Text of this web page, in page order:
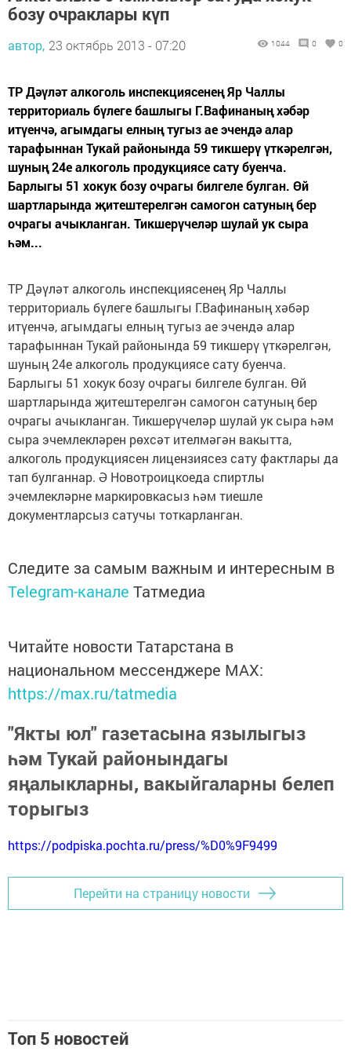
бозу очраклары күп
автор, 23 октябрь 2013 - 07:20 1044 0 0
ТР Дәүләт алкоголь инспекциясенең Яр Чаллы
территориаль бүлеге башлыгы Г.Вафинаның хәбәр
итүенчә, агымдагы елның тугыз ае эчендә алар
тарафыннан Тукай районында 59 тикшерү үткәрелгән,
шуның 24е алкоголь продукциясе сату буенча.
Барлыгы 51 хокук бозу очрагы билгеле булган. Өй
шартларында җитештерелгән самогон сатуның бер
очрагы ачыкланган. Тикшерүчеләр шулай ук сыра
һәм...
ТР Дәүләт алкоголь инспекциясенең Яр Чаллы
территориаль бүлеге башлыгы Г.Вафинаның хәбәр
итүенчә, агымдагы елның тугыз ае эчендә алар
тарафыннан Тукай районында 59 тикшерү үткәрелгән,
шуның 24е алкоголь продукциясе сату буенча.
Барлыгы 51 хокук бозу очрагы билгеле булган. Өй
шартларында җитештерелгән самогон сатуның бер
очрагы ачыкланган. Тикшерүчеләр шулай ук сыра һәм
сыра эчемлекләрен рөхсәт ителмәгән вакытта,
алкоголь продукциясен лицензиясез сату фактлары да
тап булганнар. Ә Новотроицкоеда спиртлы
эчемлекләрне маркировкасыз һәм тиешле
документларсыз сатучы тоткарланган.
Следите за самым важным и интересным в
Telegram-канале Татмедиа
Читайте новости Татарстана в
национальном мессенджере MАХ:
https://max.ru/tatmedia
"Якты юл" газетасына язылыгыз
һәм Тукай районындагы
яңалыкларны, вакыйгаларны белеп
торыгыз
https://podpiska.pochta.ru/press/%D0%9F9499
Перейти на страницу новости
Топ 5 новостей